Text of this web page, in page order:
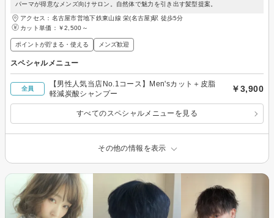
パーマが得意なメンズ向けサロン。自然体で魅力を引き出す髪型提案。
アクセス：名古屋市営地下鉄東山線 栄(名古屋)駅 徒歩5分
カット単価： ￥2,500～
ポイントが貯まる・使える メンズ歓迎
スペシャルメニュー
全員
【男性人気当店No.1コース】Men'sカット＋皮脂
軽減炭酸シャンプー
￥3,900
すべてのスペシャルメニューを見る
その他の情報を表示